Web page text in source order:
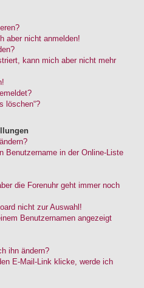
aber nicht anmelden!
kann mich aber nicht mehr
löschen“?
Benutzername in der Online-Liste
die Forenuhr geht immer noch
nicht zur Auswahl!
Benutzernamen angezeigt
ihn ändern?
E-Mail-Link klicke, werde ich